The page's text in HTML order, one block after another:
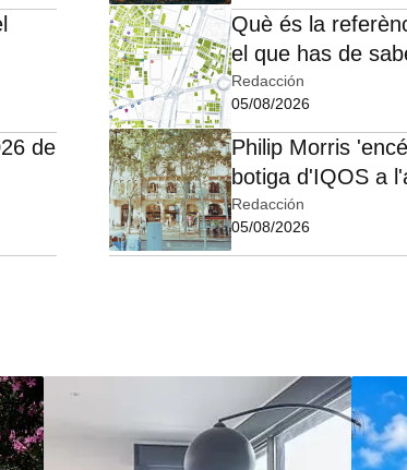
de
Què és la
el que has de
Redacción
05/08/2026
Philip Morris
botiga d'IQOS a
Redacción
05/08/2026